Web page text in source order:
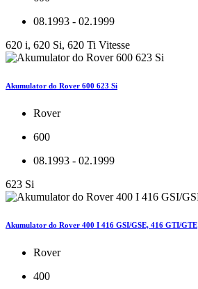
08.1993 - 02.1999
620 i, 620 Si, 620 Ti Vitesse
Akumulator do Rover 600 623 Si
Rover
600
08.1993 - 02.1999
623 Si
Akumulator do Rover 400 I 416 GSI/GSE, 416 GTI/GTE
Rover
400